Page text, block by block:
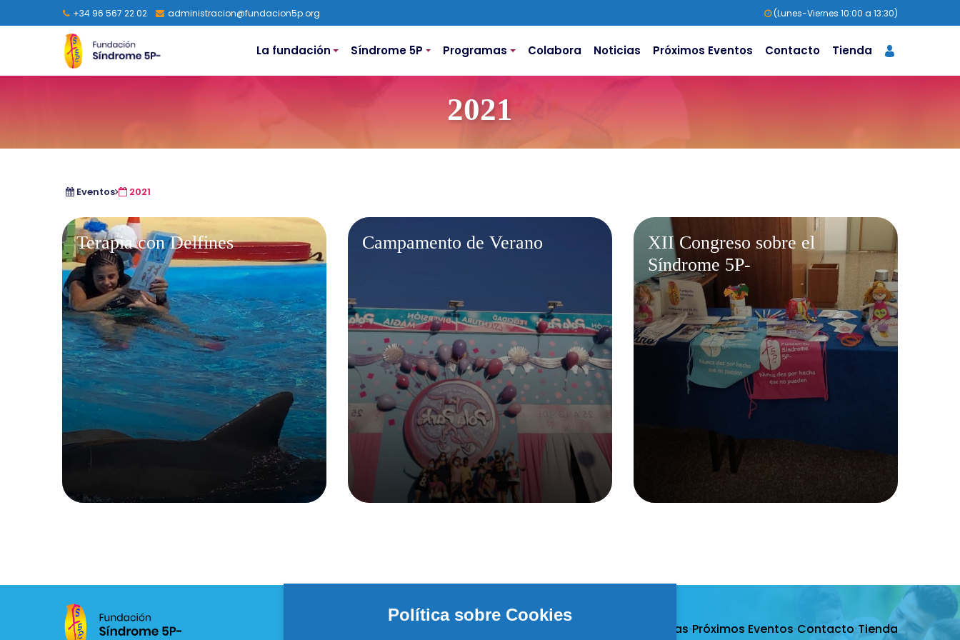
Política sobre Cookies
+34 96 567 22 02 administracion@fundacion5p.org (Lunes-Viernes 10:00 a 13:30)
La fundación Síndrome 5P Programas Colabora Noticias Próximos Eventos Contacto Tienda
2021
Eventos 2021
Terapia con Delfines Campamento de Verano
XII Congreso sobre el
Síndrome 5P-
Noticias·Próximos Eventos·Contacto·Tienda